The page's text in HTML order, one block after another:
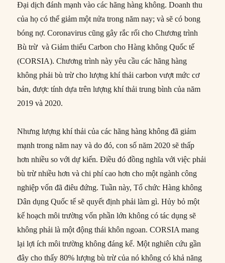
Đại dịch đánh mạnh vào các hãng hàng không. Doanh thu
của họ có thể giảm một nửa trong năm nay; và sẽ có bong
bóng nợ. Coronavirus cũng gây rắc rối cho Chương trình
Bù trừ và Giảm thiểu Carbon cho Hàng không Quốc tế
(CORSIA). Chương trình này yêu cầu các hãng hàng
không phải bù trừ cho lượng khí thải carbon vượt mức cơ
bản, được tính dựa trên lượng khí thải trung bình của năm
2019 và 2020.
Nhưng lượng khí thải của các hãng hàng không đã giảm
mạnh trong năm nay và do đó, con số năm 2020 sẽ thấp
hơn nhiều so với dự kiến. Điều đó đồng nghĩa với việc phải
bù trừ nhiều hơn và chi phí cao hơn cho một ngành công
nghiệp vốn đã điêu đứng. Tuần này, Tổ chức Hàng không
Dân dụng Quốc tế sẽ quyết định phải làm gì. Hủy bỏ một
kế hoạch môi trường vốn phần lớn không có tác dụng sẽ
không phải là một động thái khôn ngoan. CORSIA mang
lại lợi ích môi trường không đáng kể. Một nghiên cứu gần
đây cho thấy 80% lượng bù trừ của nó không có khả năng